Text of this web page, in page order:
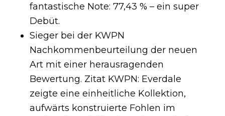
fantastische Note: 77,43 % – ein super
Debüt.
Sieger bei der KWPN
Nachkommenbeurteilung der neuen
Art mit einer herausragenden
Bewertung. Zitat KWPN: Everdale
zeigte eine einheitliche Kollektion,
aufwärts konstruierte Fohlen im